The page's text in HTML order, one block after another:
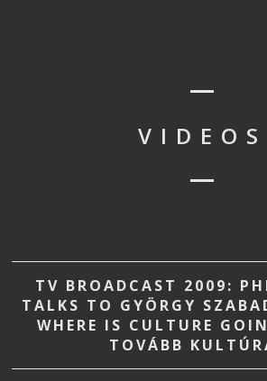
VIDEOS
TV BROADCAST 2009:
TALKS TO GYÖRGY
WHERE IS CULTURE
TOVÁBB